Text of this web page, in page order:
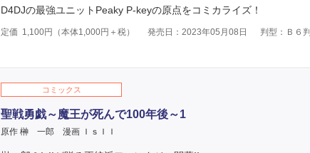
D4DJの最強ユニットPeaky P-keyの原点をコミカライズ！
定価 1,100円（本体1,000円＋税） 発売日：2023年05月08日 判型：Ｂ６
コミックス
聖戦勇戯～魔王が死んで100年後～1
原作 榊 一郎 漫画 ＩｓＩＩ